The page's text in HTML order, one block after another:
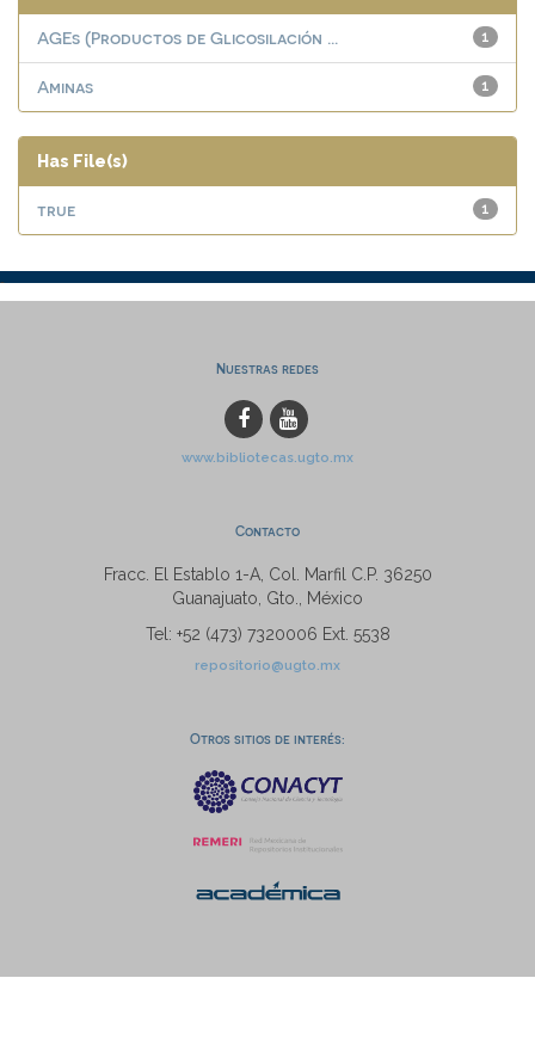
1
AGEs (Productos de Glicosilación ...
1
Aminas
Has File(s)
1
true
Nuestras redes
www.bibliotecas.ugto.mx
Contacto
Fracc. El Establo 1-A, Col. Marfil C.P. 36250
Guanajuato, Gto., México
Tel: +52 (473) 7320006 Ext. 5538
repositorio@ugto.mx
Otros sitios de interés: